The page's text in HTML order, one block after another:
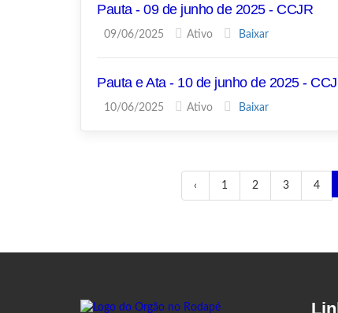
Pauta - 09 de junho de 2025 - CCJR
09/06/2025 Ativo Baixar
Pauta e Ata - 10 de junho de 2025 -
10/06/2025 Ativo Baixar
‹ 1 2 3 4